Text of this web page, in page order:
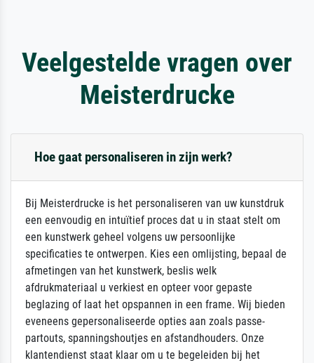
Veelgestelde vragen over
Meisterdrucke
Hoe gaat personaliseren in zijn werk?
Bij Meisterdrucke is het personaliseren van uw kunstdruk
een eenvoudig en intuïtief proces dat u in staat stelt om
een kunstwerk geheel volgens uw persoonlijke
specificaties te ontwerpen. Kies een omlijsting, bepaal de
afmetingen van het kunstwerk, beslis welk
afdrukmateriaal u verkiest en opteer voor gepaste
beglazing of laat het opspannen in een frame. Wij bieden
eveneens gepersonaliseerde opties aan zoals passe-
partouts, spanningshoutjes en afstandhouders. Onze
klantendienst staat klaar om u te begeleiden bij het